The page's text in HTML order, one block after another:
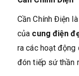
Cần Chính Điện
của cung điện
ra các hoạt động
đón tiếp sứ thần